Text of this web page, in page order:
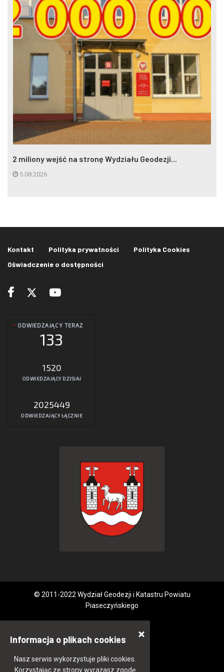
2 miliony wejść na stronę Wydziału Geodezji...
5.08.2026
Kontakt Polityka prywatności
Polityka Cookies
Oświadczenie o dostępności
ODWIEDZAJĄCY TERAZ
133
1520
ODWIEDZAJĄCY DZISIAJ
2025449
ODWIEDZAJĄCY ŁĄCZNIE
© 2011-2022 Wydział Geodezji i Katastru Powiatu
Piaseczyńskiego
Informacja o plikach cookies
Nasz serwis wykorzystuje pliki cookies.
Korzystając ze strony wyrażasz zgodę